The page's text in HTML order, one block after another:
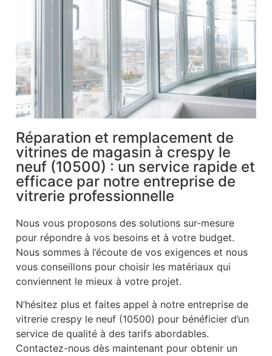
Réparation et remplacement de
vitrines de magasin à crespy le
neuf (10500) : un service rapide et
efficace par notre entreprise de
vitrerie professionnelle
Nous vous proposons des solutions sur-mesure
pour répondre à vos besoins et à votre budget.
Nous sommes à l’écoute de vos exigences et nous
vous conseillons pour choisir les matériaux qui
conviennent le mieux à votre projet.
N’hésitez plus et faites appel à notre entreprise de
vitrerie crespy le neuf (10500) pour bénéficier d’un
service de qualité à des tarifs abordables.
Contactez-nous dès maintenant pour obtenir un